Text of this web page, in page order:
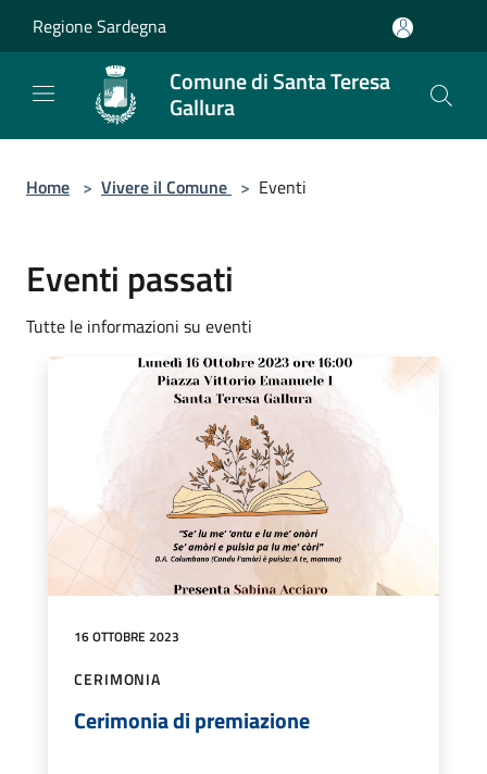
Regione Sardegna
Comune di Santa Teresa
Gallura
Home > Vivere il Comune > Eventi
Eventi passati
Tutte le informazioni su eventi
16 OTTOBRE 2023
CERIMONIA
Cerimonia di premiazione